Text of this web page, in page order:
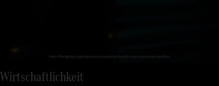
Wirtschaftlichkeit